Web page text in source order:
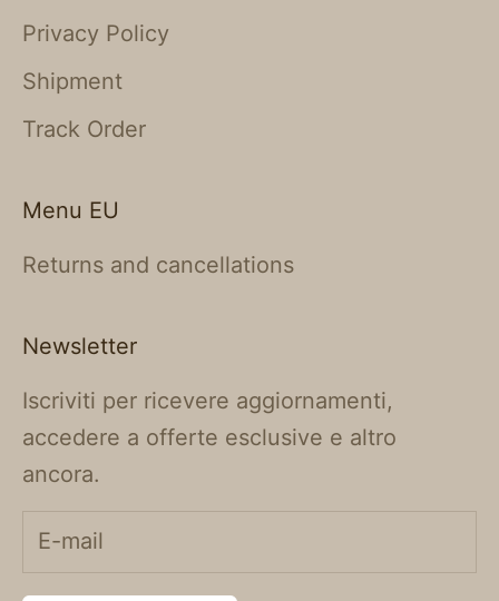
Privacy Policy
Shipment
Track Order
Menu EU
Returns and cancellations
Newsletter
Iscriviti per ricevere aggiornamenti,
accedere a offerte esclusive e altro
ancora.